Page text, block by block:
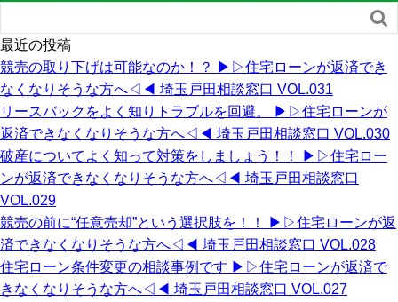

最近の投稿
競売の取り下げは可能なのか！？ ▶︎▷住宅ローンが返済でき
なくなりそうな方へ◁◀︎ 埼玉戸田相談窓口 VOL.031
リースバックをよく知りトラブルを回避。 ▶︎▷住宅ローンが
返済できなくなりそうな方へ◁◀︎ 埼玉戸田相談窓口 VOL.030
破産についてよく知って対策をしましょう！！ ▶︎▷住宅ロー
ンが返済できなくなりそうな方へ◁◀︎ 埼玉戸田相談窓口
VOL.029
競売の前に“任意売却”という選択肢を！！ ▶︎▷住宅ローンが返
済できなくなりそうな方へ◁◀︎ 埼玉戸田相談窓口 VOL.028
住宅ローン条件変更の相談事例です ▶︎▷住宅ローンが返済で
きなくなりそうな方へ◁◀︎ 埼玉戸田相談窓口 VOL.027